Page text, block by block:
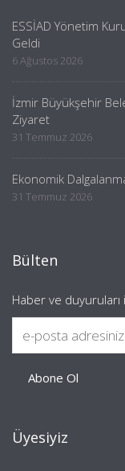
ESSİAD Yönetim
Geldi
6 Ağustos 2026
İzmir Büyükşehir
Ziyaret
31 Temmuz 2026
Ekonomik
31 Temmuz 2026
Bülten
Haber ve duyuruları
Üyesiyiz